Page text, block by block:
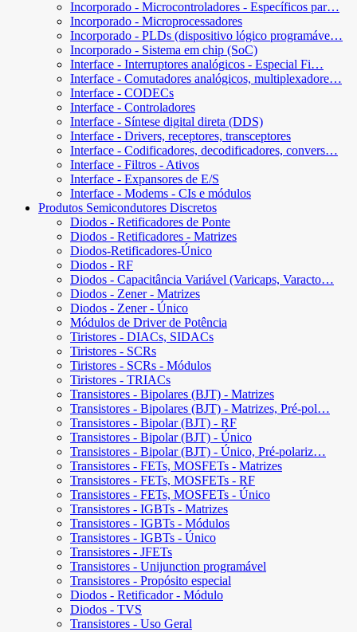
Incorporado - Microcontroladores - Específicos par…
Incorporado - Microprocessadores
Incorporado - PLDs (dispositivo lógico programáve…
Incorporado - Sistema em chip (SoC)
Interface - Interruptores analógicos - Especial Fi…
Interface - Comutadores analógicos, multiplexadore…
Interface - CODECs
Interface - Controladores
Interface - Síntese digital direta (DDS)
Interface - Drivers, receptores, transceptores
Interface - Codificadores, decodificadores, convers…
Interface - Filtros - Ativos
Interface - Expansores de E/S
Interface - Modems - CIs e módulos
Produtos Semicondutores Discretos
Diodos - Retificadores de Ponte
Diodos - Retificadores - Matrizes
Diodos-Retificadores-Único
Diodos - RF
Diodos - Capacitância Variável (Varicaps, Varacto…
Diodos - Zener - Matrizes
Diodos - Zener - Único
Módulos de Driver de Potência
Tiristores - DIACs, SIDACs
Tiristores - SCRs
Tiristores - SCRs - Módulos
Tiristores - TRIACs
Transistores - Bipolares (BJT) - Matrizes
Transistores - Bipolares (BJT) - Matrizes, Pré-pol…
Transistores - Bipolar (BJT) - RF
Transistores - Bipolar (BJT) - Único
Transistores - Bipolar (BJT) - Único, Pré-polariz…
Transistores - FETs, MOSFETs - Matrizes
Transistores - FETs, MOSFETs - RF
Transistores - FETs, MOSFETs - Único
Transistores - IGBTs - Matrizes
Transistores - IGBTs - Módulos
Transistores - IGBTs - Único
Transistores - JFETs
Transistores - Unijunction programável
Transistores - Propósito especial
Diodos - Retificador - Módulo
Diodos - TVS
Transistores - Uso Geral